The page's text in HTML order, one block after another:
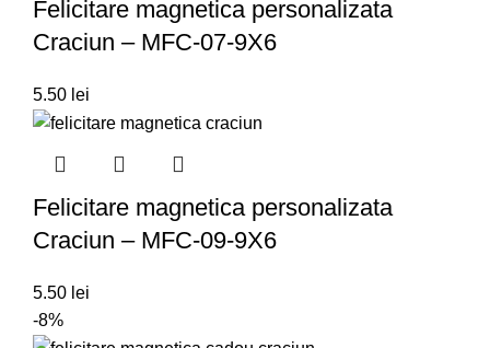
Felicitare magnetica personalizata
Craciun – MFC-07-9X6
5.50 lei
Felicitare magnetica personalizata
Craciun – MFC-09-9X6
5.50 lei
-8%